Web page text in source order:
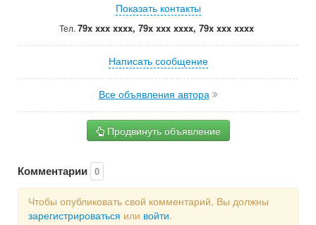
Показать контакты
Тел. 79x xxx xxxx, 79x xxx xxxx, 79x xxx xxxx
Написать сообщение
Все объявления автора
Продвинуть объявление
Комментарии 0
Чтобы опубликовать свой комментарий, Вы должны
зарегистрироваться или войти.